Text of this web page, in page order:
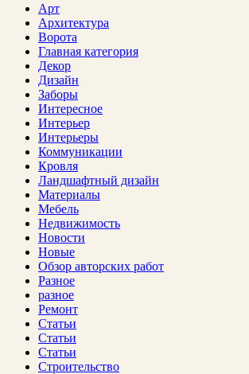
Арт
Архитектура
Ворота
Главная категория
Декор
Дизайн
Заборы
Интересное
Интерьер
Интерьеры
Коммуникации
Кровля
Ландшафтный дизайн
Материалы
Мебель
Недвижимость
Новости
Новые
Обзор авторских работ
Разное
разное
Ремонт
Статьи
Статьи
Статьи
Строительство